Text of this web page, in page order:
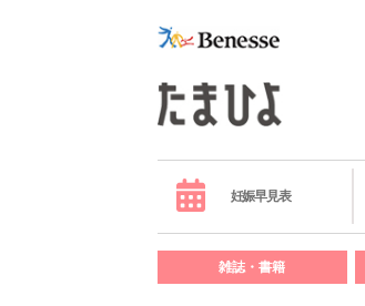
妊娠早見表
雑誌・書籍